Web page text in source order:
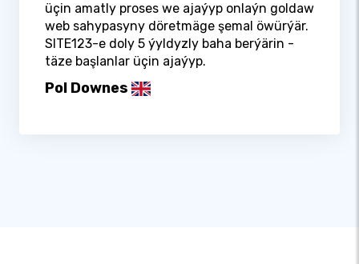
üçin amatly proses we ajaýyp onlaýn goldaw
web sahypasyny döretmäge şemal öwürýär.
SITE123-e doly 5 ýyldyzly baha berýärin -
täze başlanlar üçin ajaýyp.
Pol Downes